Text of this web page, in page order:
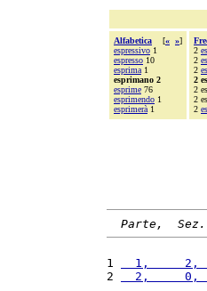
Alfabetica [« »]
espressivo 1
espresso 10
esprima 1
esprimano 2
esprime 76
esprimendo 1
esprimerà 1
2
2
2
2
2
2
2
Parte,
1
1,     2,
2
2,     0,